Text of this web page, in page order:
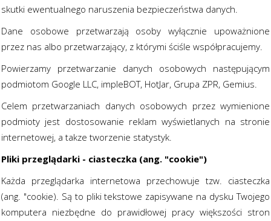
skutki ewentualnego naruszenia bezpieczeństwa danych.
Dane osobowe przetwarzają osoby wyłącznie upoważnione
przez nas albo przetwarzający, z którymi ściśle współpracujemy.
Powierzamy przetwarzanie danych osobowych następującym
podmiotom Google LLC, impleBOT, HotJar, Grupa ZPR, Gemius.
Celem przetwarzaniach danych osobowych przez wymienione
podmioty jest dostosowanie reklam wyświetlanych na stronie
internetowej, a takze tworzenie statystyk.
Pliki przeglądarki - ciasteczka (ang. "cookie")
Każda przeglądarka internetowa przechowuje tzw. ciasteczka
(ang. "cookie). Są to pliki tekstowe zapisywane na dysku Twojego
komputera niezbędne do prawidłowej pracy większości stron